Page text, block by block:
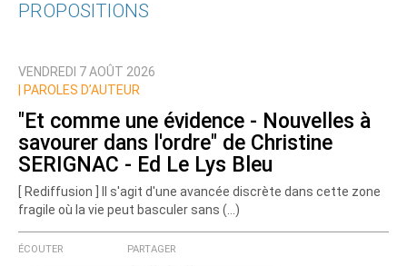
Nom
Courriel (non publié)
Ajoutez votre commentaire ici
PROPOSITIONS
VENDREDI 7 AOÛT 2026
PAROLES D’AUTEUR
"Et comme une évidence - Nouvelles à
savourer dans l'ordre" de Christine
SERIGNAC - Ed Le Lys Bleu
[ Rediffusion ] Il s'agit d'une avancée discrète dans cette zone
fragile où la vie peut basculer sans (…)
ÉCOUTER PARTAGER